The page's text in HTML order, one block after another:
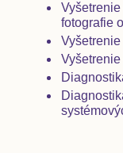
fotografie